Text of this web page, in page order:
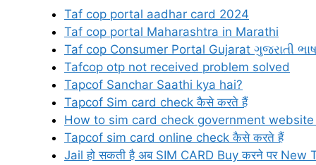
Taf cop portal aadhar card 2024
Taf cop portal Maharashtra in Marathi
Taf cop Consumer Portal Gujarat ગુજરાતી
Tafcop otp not received problem solved
Tapcof Sanchar Saathi kya hai?
Tapcof Sim card check कैसे करते हैं
How to sim card check government website
Tapcof sim card online check कैसे करते हैं
Jail हो सकती है अब SIM CARD Buy करने पर New